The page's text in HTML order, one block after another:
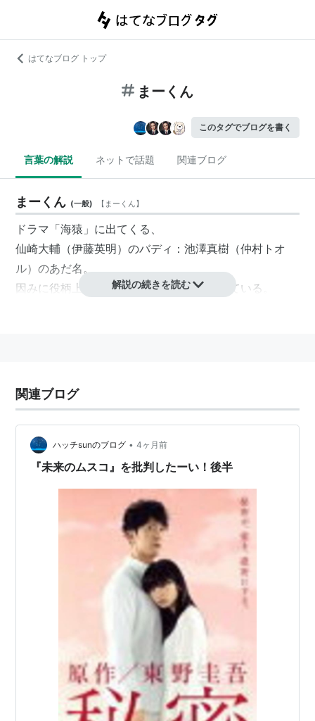
はてなブログ トップ
まーくん
このタグでブログを書く
言葉の解説 ネットで話題 関連ブログ
まーくん (一般) 【 まーくん】
ドラマ「海猿」に出てくる、
仙崎大輔（伊藤英明）のバディ：池澤真樹（仲村トオ
ル）のあだ名。
因みに役柄上の奥さんにまーくんと呼ばれている。
*リスト：リスト::ジャニーズ関連キーワード//人名
解説の続きを読む
関連ブログ
ハッチsunのブログ • 4ヶ月前
『未来のムスコ』を批判したーい！後半